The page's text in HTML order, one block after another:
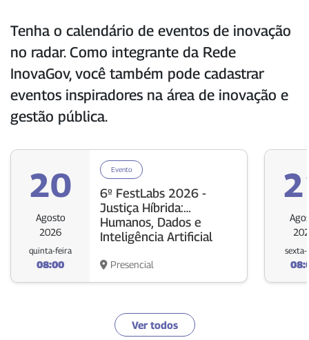
Tenha o calendário de eventos de inovação
no radar. Como integrante da Rede
InovaGov, você também pode cadastrar
eventos inspiradores na área de inovação e
gestão pública.
20
Agosto
2026
quinta-feira
08:00
Evento
6º FestLabs 2026 -
Justiça Híbrida:
Humanos, Dados e
Inteligência Artificial
Presencial
Ver todos